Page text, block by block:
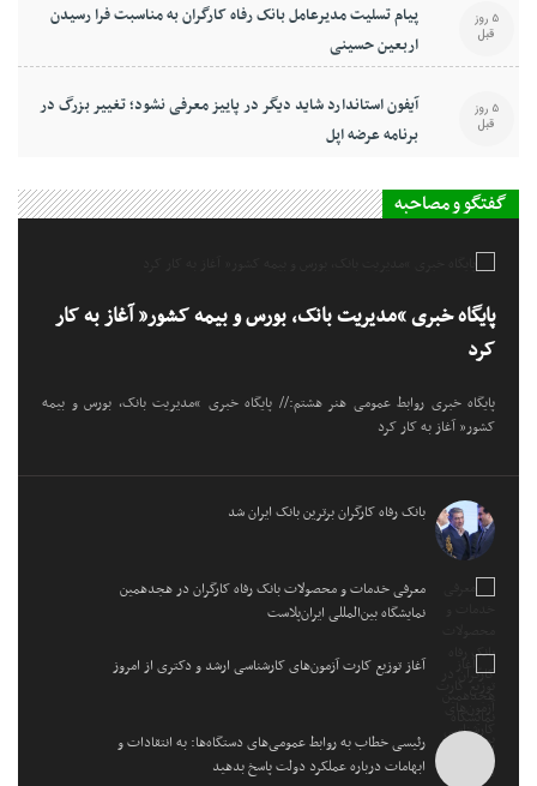
پیام تسلیت مدیرعامل بانک رفاه کارگران به مناسبت فرا رسیدن
اربعین حسینی
5 روز
قبل
آیفون استاندارد شاید دیگر در پاییز معرفی نشود؛ تغییر بزرگ در
برنامه عرضه اپل
5 روز
قبل
گفتگو و مصاحبه
پایگاه خبری “مدیریت بانک، بورس و بیمه کشور” آغاز به کار
کرد
پایگاه خبری روابط عمومی هنر هشتم:// پایگاه خبری “مدیریت بانک، بورس و بیمه
کشور” آغاز به کار کرد
بانک رفاه کارگران برترین بانک ایران شد
معرفی خدمات و محصولات بانک رفاه کارگران در هجدهمین
نمایشگاه بین‌المللی ایران‌پلاست
آغاز توزیع کارت آزمون‌های کارشناسی ارشد و دکتری از امروز
رئیسی خطاب به روابط عمومی‌های دستگاه‌ها: به انتقادات و
ابهامات درباره عملکرد دولت پاسخ بدهید